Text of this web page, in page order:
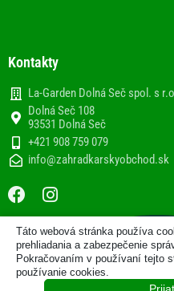
Kontakty
La-Garden Dolná Seč spol. s
Dolná Seč 108
93531 Dolná Seč
+421 908 759 079
info@zahradkarskyobchod.sk
F
a
c
e
b
o
I
n
s
t
a
g
2013-2020 ©
Garden
Táto webová stránka používa
prehliadania a zabezpečenie
Pokračovaním v používaní tejto
používanie cookies.